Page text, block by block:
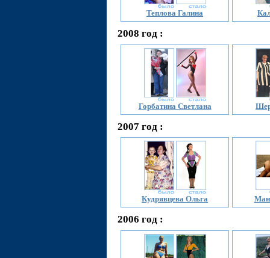
Теплова Галина
2008 год :
Горбатина Светлана
2007 год :
Кудрявцева Ольга
2006 год :